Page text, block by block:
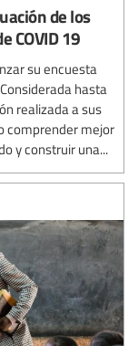
de los
COVID 19
su encuesta
hasta
realizada a sus
comprender mejor
y construir una...